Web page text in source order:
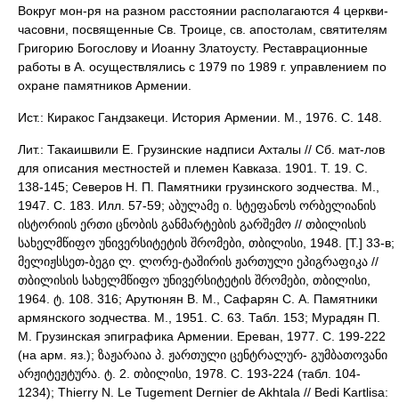
Вокруг мон-ря на разном расстоянии располагаются 4 церкви-
часовни, посвященные Св. Троице, св. апостолам, святителям
Григорию Богослову и Иоанну Златоусту. Реставрационные
работы в А. осуществлялись с 1979 по 1989 г. управлением по
охране памятников Армении.
Ист.: Киракос Гандзакеци. История Армении. М., 1976. С. 148.
Лит.: Такаишвили Е. Грузинские надписи Ахталы // Сб. мат-лов
для описания местностей и племен Кавказа. 1901. Т. 19. С.
138-145; Северов Н. П. Памятники грузинского зодчества. М.,
1947. С. 183. Илл. 57-59; აბულამე ი. სტეფანოს ორბელიანის
ისტორიის ერთი ცნობის განმარტების გარშემო // თბილისის
სახელმწიფო უნივერსიტეტის შრომები, თბილისი, 1948. [Т.] 33-в;
მელიჟსსეთ-ბეგი ლ. ლორე-ტაშირის ჟართული ეპიგრაფიკა //
თბილისის სახელმწიფო უნივერსიტეტის შრომები, თბილისი,
1964. ტ. 108. 316; Арутюнян В. М., Сафарян С. А. Памятники
армянского зодчества. М., 1951. С. 63. Табл. 153; Мурадян П.
М. Грузинская эпиграфика Армении. Ереван, 1977. С. 199-222
(на арм. яз.); ზაჟარაია პ. ჟართული ცენტრალურ- გუმბათოვანი
არჟიტეჟტურა. ტ. 2. თბილისი, 1978. С. 193-224 (табл. 104-
1234); Thierry N. Le Tugement Dernier de Akhtala // Bedi Kartlisa: